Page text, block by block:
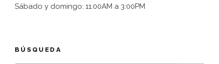
Sábado y domingo: 11:00AM a 3:00PM
BÚSQUEDA